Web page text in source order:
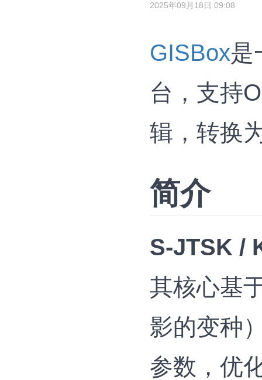
2025年09月18日 09:08
GISBox是
台，支持
辑，转换
简介
S-JTSK /
其核心基
影的变种
参数，优